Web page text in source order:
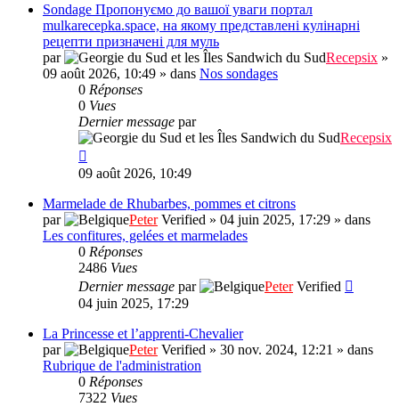
Sondage Пропонуємо до вашої уваги портал
mulkarecepka.space, на якому представлені кулінарні
рецепти призначені для муль
par
Recepsix »
09 août 2026, 10:49 » dans Nos sondages
0 Réponses
0 Vues
Dernier message par
Recepsix
09 août 2026, 10:49
Marmelade de Rhubarbes, pommes et citrons
par
Peter Verified » 04 juin 2025, 17:29 » dans
Les confitures, gelées et marmelades
0 Réponses
2486 Vues
Dernier message par Peter Verified
04 juin 2025, 17:29
La Princesse et l’apprenti-Chevalier
par
Peter Verified » 30 nov. 2024, 12:21 » dans
Rubrique de l'administration
0 Réponses
7322 Vues